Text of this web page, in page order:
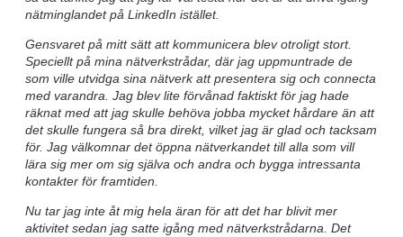
nätminglandet på LinkedIn istället.
Gensvaret på mitt sätt att kommunicera blev otroligt stort.
Speciellt på mina nätverkstrådar, där jag uppmuntrade de
som ville utvidga sina nätverk att presentera sig och connecta
med varandra. Jag blev lite förvånad faktiskt för jag hade
räknat med att jag skulle behöva jobba mycket hårdare än att
det skulle fungera så bra direkt, vilket jag är glad och tacksam
för. Jag välkomnar det öppna nätverkandet till alla som vill
lära sig mer om sig själva och andra och bygga intressanta
kontakter för framtiden.
Nu tar jag inte åt mig hela äran för att det har blivit mer
aktivitet sedan jag satte igång med nätverkstrådarna. Det